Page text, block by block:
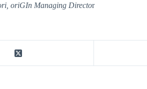
oriGIn Managing Directo